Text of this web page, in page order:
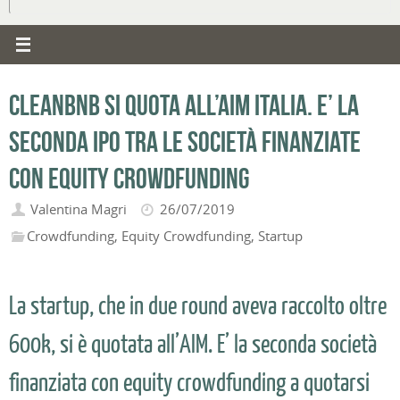
CleanBnB si quota all’Aim Italia. E’ la
seconda ipo tra le società finanziate
con equity crowdfunding
Valentina Magri
26/07/2019
Crowdfunding, Equity Crowdfunding, Startup
La startup, che in due round aveva raccolto oltre
600k, si è quotata all’AIM. E’ la seconda società
finanziata con equity crowdfunding a quotarsi